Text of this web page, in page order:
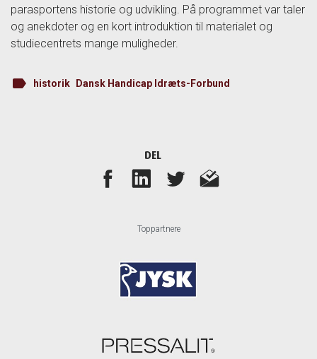
Toppartnere
parasportens historie og udvikling. På programmet var taler
og anekdoter og en kort introduktion til materialet og
studiecentrets mange muligheder.
label historik Dansk Handicap Idræts-Forbund
DEL